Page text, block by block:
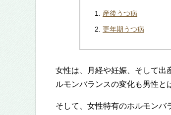
産後うつ病
更年期うつ病
女性は、月経や妊娠、そして出
ルモンバランスの変化も男性と
そして、女性特有のホルモンバ